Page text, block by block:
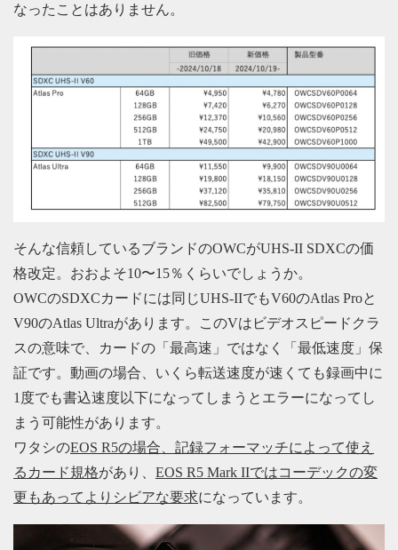
なったことはありません。
そんな信頼しているブランドのOWCがUHS-II SDXCの価
格改定。おおよそ10〜15％くらいでしょうか。
OWCのSDXCカードには同じUHS-IIでもV60のAtlas Proと
V90のAtlas Ultraがあります。このVはビデオスピードクラ
スの意味で、カードの「最高速」ではなく「最低速度」保
証です。動画の場合、いくら転送速度が速くても録画中に
1度でも書込速度以下になってしまうとエラーになってし
まう可能性があります。
ワタシのEOS R5の場合、記録フォーマッチによって使え
るカード規格があり、 EOS R5 Mark IIではコーデックの変
更もあってよりシビアな要求になっています。